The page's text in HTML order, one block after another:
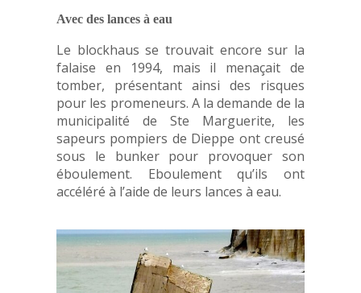
Avec des lances à eau
Le blockhaus se trouvait encore sur la
falaise en 1994, mais il menaçait de
tomber, présentant ainsi des risques
pour les promeneurs. A la demande de la
municipalité de Ste Marguerite, les
sapeurs pompiers de Dieppe ont creusé
sous le bunker pour provoquer son
éboulement. Eboulement qu’ils ont
accéléré à l’aide de leurs lances à eau.